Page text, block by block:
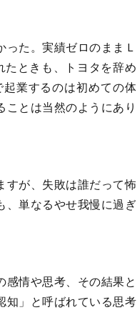
た。実績ゼロのままＬ
ときも、トヨタを辞め
業するのは初めての体
とは当然のようにあり
が、失敗は誰だって怖
、単なるやせ我慢に過ぎ
情や思考、その結果と
知」と呼ばれている思考